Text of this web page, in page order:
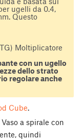
ugelli da 0.4,
Questo
Moltiplicatore
con un ugello
dello strato
regolare anche
Cube.
a spirale con
quindi